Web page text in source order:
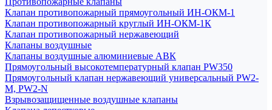
Клапан противопожарный прямоугольный ИН-ОКМ-1
Клапан противопожарный круглый ИН-ОКМ-1К
Клапан противопожарный нержавеющий
Клапаны воздушные
Клапаны воздушные алюминиевые АВК
Прямоугольный высокотемпературный клапан PW350
Прямоугольный клапан нержавеющий универсальный PW2-
M, PW2-N
Взрывозащищенные воздушные клапаны